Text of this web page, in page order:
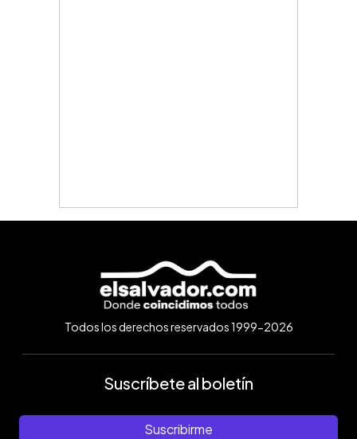
Todos los derechos reservados 1999-2026
Suscríbete al boletín
Suscribirme